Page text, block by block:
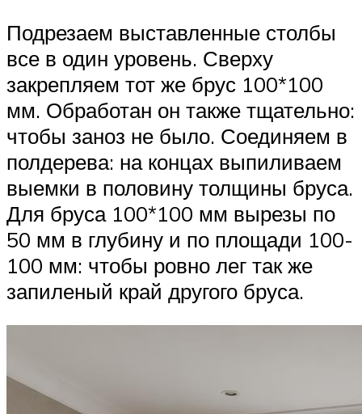
Подрезаем выставленные столбы
все в один уровень. Сверху
закрепляем тот же брус 100*100
мм. Обработан он также тщательно:
чтобы заноз не было. Соединяем в
полдерева: на концах выпиливаем
выемки в половину толщины бруса.
Для бруса 100*100 мм вырезы по
50 мм в глубину и по площади 100-
100 мм: чтобы ровно лег так же
запиленый край другого бруса.